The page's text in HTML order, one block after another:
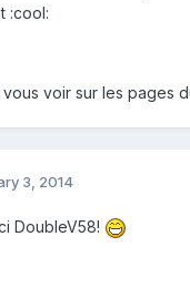
:cool:
vous voir sur les pages
3, 2014
DoubleV58!